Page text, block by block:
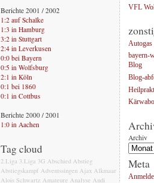
Berichte 2001 / 2002
1:2 auf Schalke
1:3 in Hamburg
3:2 in Stuttgart
2:4 in Leverkusen
0:0 bei Bayern
0:5 in Wolfsburg
2:1 in Köln
0:1 bei 1860
0:1 in Cottbus
Berichte 2000 / 2001
1:0 in Aachen
Tag cloud
2.Liga 3.Liga 3G Abschied Abstieg
Abstiegskampf Adventssingen Ajax Alkmaar
Alois Schwartz Amateure Analyse Andi
VFL
Autogas
bayern-
Blog
Blog-
Archiv
Meta